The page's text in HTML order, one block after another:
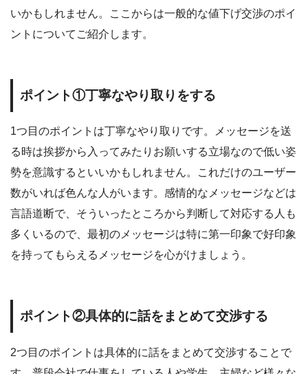
いかもしれません。ここからは一般的な値下げ交渉のポイ
ントについてご紹介します。
ポイント①丁寧なやり取りをする
1つ目のポイントは丁寧なやり取りです。メッセージを送
る時は挨拶から入ってみたりお願いする立場なので低い姿
勢を意識するといいかもしれません。これだけのユーザー
数がいれば色んな人がいます。感情的なメッセージなどは
言語道断で、そういったところから判断して対応する人も
多くいるので、最初のメッセージは特に第一印象で好印象
を持ってもらえるメッセージを心がけましょう。
ポイント②具体的に話をまとめて交渉する
2つ目のポイントは具体的に話をまとめて交渉することで